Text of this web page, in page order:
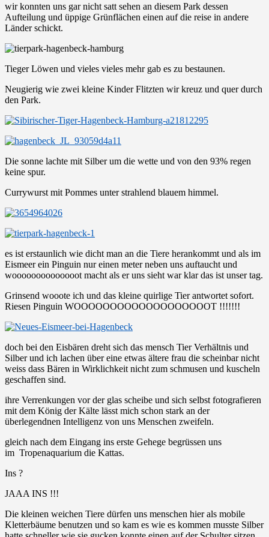
wir konnten uns gar nicht satt sehen an diesem Park dessen
Aufteilung und üppige Grünflächen einen auf die reise in andere
Länder schickt.
Tieger Löwen und vieles vieles mehr gab es zu bestaunen.
Neugierig wie zwei kleine Kinder Flitzten wir kreuz und quer durch
den Park.
Die sonne lachte mit Silber um die wette und von den 93% regen
keine spur.
Currywurst mit Pommes unter strahlend blauem himmel.
es ist erstaunlich wie dicht man an die Tiere herankommt und als im
Eismeer ein Pinguin nur einen meter neben uns auftaucht und
woooooooooooooot macht als er uns sieht war klar das ist unser tag.
Grinsend wooote ich und das kleine quirlige Tier antwortet sofort.
Riesen Pinguin WOOOOOOOOOOOOOOOOOOOT !!!!!!!
doch bei den Eisbären dreht sich das mensch Tier Verhältnis und
Silber und ich lachen über eine etwas ältere frau die scheinbar nicht
weiss dass Bären in Wirklichkeit nicht zum schmusen und kuscheln
geschaffen sind.
ihre Verrenkungen vor der glas scheibe und sich selbst fotografieren
mit dem König der Kälte lässt mich schon stark an der
überlegendnen Intelligenz von uns Menschen zweifeln.
gleich nach dem Eingang ins erste Gehege begrüssen uns
im Tropenaquarium die Kattas.
Ins ?
JAAA INS !!!
Die kleinen weichen Tiere dürfen uns menschen hier als mobile
Kletterbäume benutzen und so kam es wie es kommen musste Silber